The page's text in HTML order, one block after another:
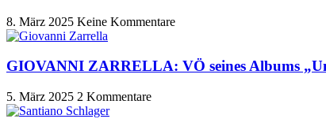
8. März 2025 Keine Kommentare
GIOVANNI ZARRELLA: VÖ seines Albums
5. März 2025 2 Kommentare